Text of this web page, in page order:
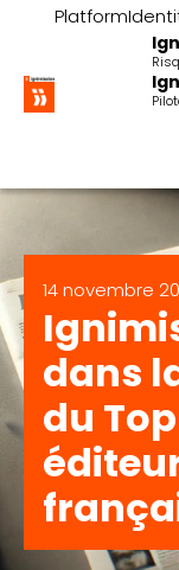
Platform
14 novembre
dans
du